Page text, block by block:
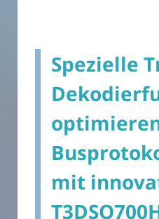
Spezielle
mit